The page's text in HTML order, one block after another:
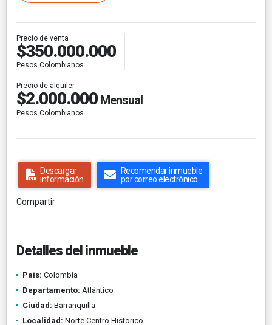
Precio de venta
$350.000.000
Pesos Colombianos
Precio de alquiler
$2.000.000 Mensual
Pesos Colombianos
Descargar
información
Recomendar inmueble
por correo electrónico
Compartir
Detalles del inmueble
País: Colombia
Departamento: Atlántico
Ciudad: Barranquilla
Localidad: Norte Centro Historico